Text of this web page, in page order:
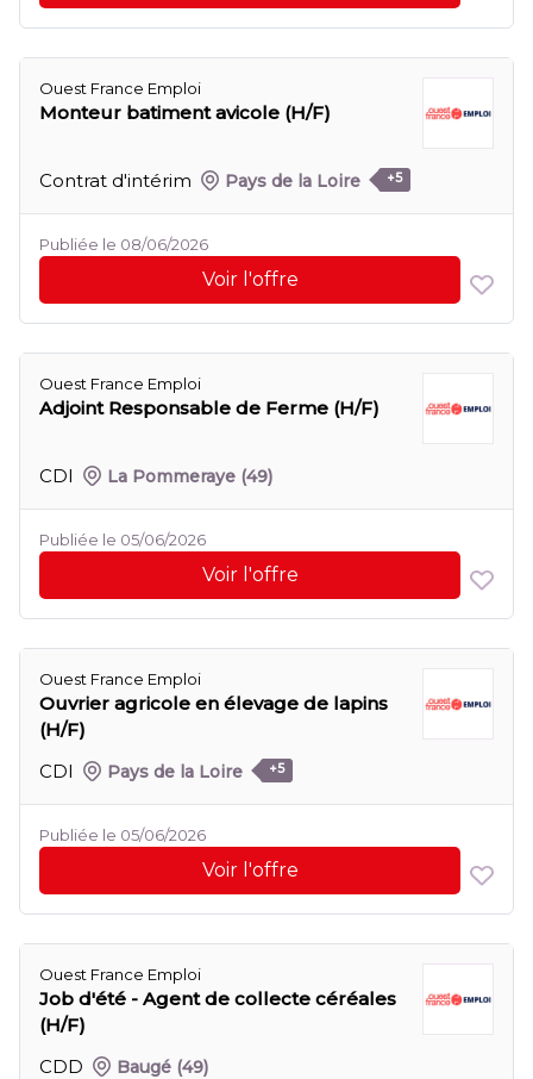
Ouest France Emploi
Monteur batiment avicole (H/F)
Contrat d'intérim Pays de la Loire +5
Publiée le 08/06/2026
Voir l'offre
Ouest France Emploi
Adjoint Responsable de Ferme (H/F)
CDI La Pommeraye (49)
Publiée le 05/06/2026
Voir l'offre
Ouest France Emploi
Ouvrier agricole en élevage de lapins
(H/F)
CDI
Pays de la Loire +5
Publiée le 05/06/2026
Voir l'offre
Ouest France Emploi
Job d'été - Agent de collecte céréales
(H/F)
CDD
Baugé (49)